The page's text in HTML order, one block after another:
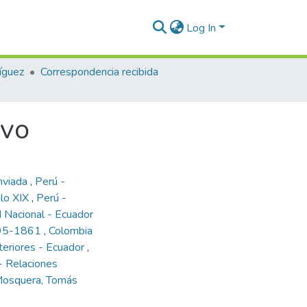
Log In
Correspondencia recibida
, Perú -
XIX, Perú -
Nacional - Ecuador
1861 , Colombia
- Ecuador,
Relaciones
Tomás